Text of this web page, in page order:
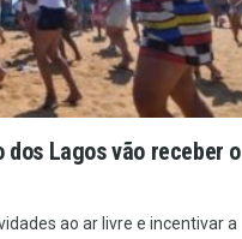
dos Lagos vão receber o
ao ar livre e incentivar a